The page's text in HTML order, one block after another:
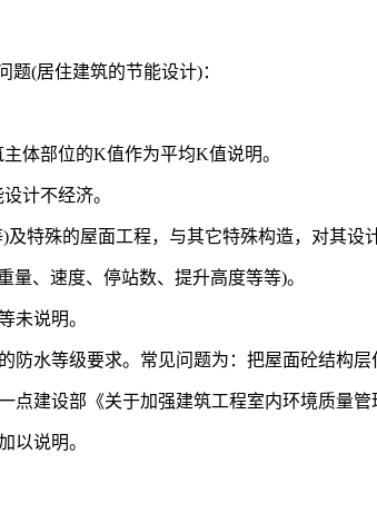
题(居住建筑的节能设计)：
体部位的K值作为平均K值说明。
计不经济。
特殊的屋面工程，与其它特殊构造，对其设
、速度、停站数、提升高度等等)。
未说明。
防水等级要求。常见问题为：把屋面砼结构
点建设部《关于加强建筑工程室内环境质量
以说明。